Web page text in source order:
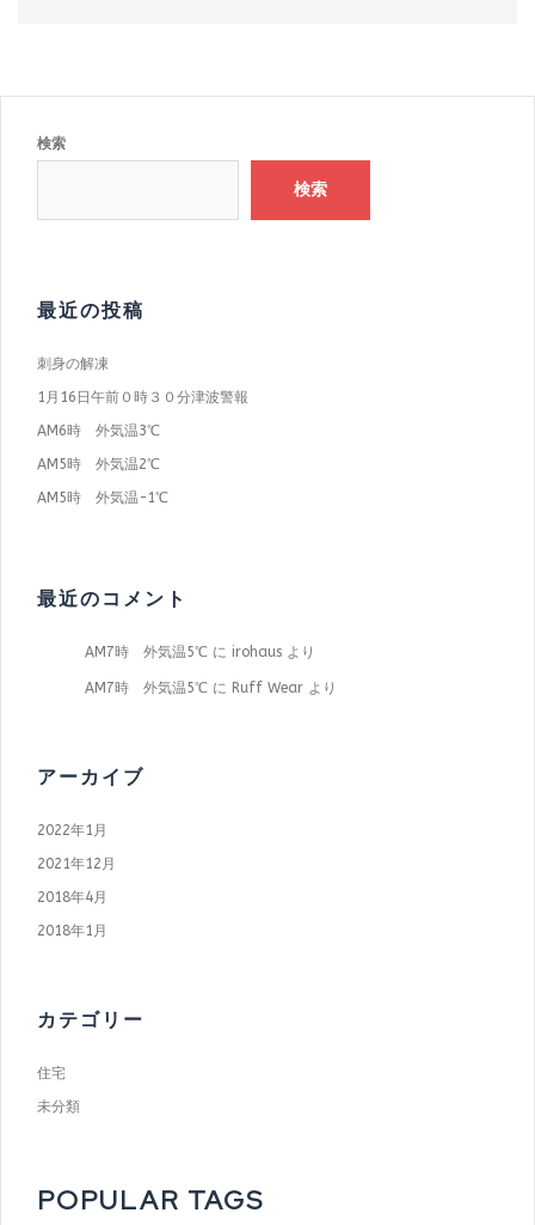
検索
検索
最近の投稿
刺身の解凍
1月16日午前０時３０分津波警報
AM6時 外気温3℃
AM5時 外気温2℃
AM5時 外気温−1℃
最近のコメント
AM7時 外気温5℃ に irohaus より
AM7時 外気温5℃ に Ruff Wear より
アーカイブ
2022年1月
2021年12月
2018年4月
2018年1月
カテゴリー
住宅
未分類
POPULAR TAGS